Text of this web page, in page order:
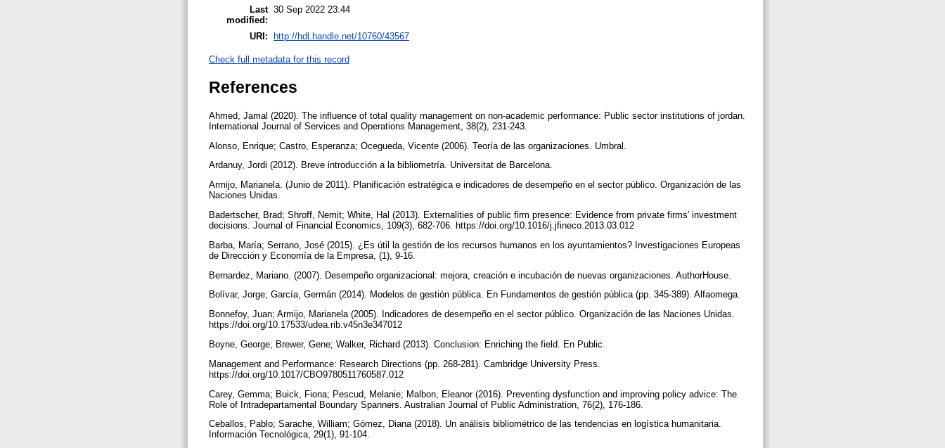
Last
modified:
30 Sep 2022 23:44
URI: http://hdl.handle.net/10760/43567
Check full metadata for this record
References
Ahmed, Jamal (2020). The influence of total quality management on non-academic performance: Public sector institutions of jordan.
International Journal of Services and Operations Management, 38(2), 231-243.
Alonso, Enrique; Castro, Esperanza; Ocegueda, Vicente (2006). Teoría de las organizaciones. Umbral.
Ardanuy, Jordi (2012). Breve introducción a la bibliometría. Universitat de Barcelona.
Armijo, Marianela. (Junio de 2011). Planificación estratégica e indicadores de desempeño en el sector público. Organización de las
Naciones Unidas.
Badertscher, Brad; Shroff, Nemit; White, Hal (2013). Externalities of public firm presence: Evidence from private firms' investment
decisions. Journal of Financial Economics, 109(3), 682-706. https://doi.org/10.1016/j.jfineco.2013.03.012
Barba, María; Serrano, José (2015). ¿Es útil la gestión de los recursos humanos en los ayuntamientos? Investigaciones Europeas
de Dirección y Economía de la Empresa, (1), 9-16.
Bernardez, Mariano. (2007). Desempeño organizacional: mejora, creación e incubación de nuevas organizaciones. AuthorHouse.
Bolívar, Jorge; García, Germán (2014). Modelos de gestión pública. En Fundamentos de gestión pública (pp. 345‑389). Alfaomega.
Bonnefoy, Juan; Armijo, Marianela (2005). Indicadores de desempeño en el sector público. Organización de las Naciones Unidas.
https://doi.org/10.17533/udea.rib.v45n3e347012
Boyne, George; Brewer, Gene; Walker, Richard (2013). Conclusion: Enriching the field. En Public
Management and Performance: Research Directions (pp. 268-281). Cambridge University Press.
https://doi.org/10.1017/CBO9780511760587.012
Carey, Gemma; Buick, Fiona; Pescud, Melanie; Malbon, Eleanor (2016). Preventing dysfunction and improving policy advice: The
Role of Intradepartamental Boundary Spanners. Australian Journal of Public Administration, 76(2), 176-186.
Ceballos, Pablo; Sarache, William; Gómez, Diana (2018). Un análisis bibliométrico de las tendencias en logística humanitaria.
Información Tecnológica, 29(1), 91-104.